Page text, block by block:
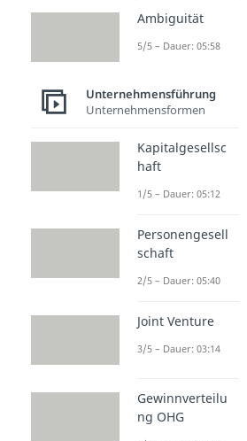
Ambiguität
5/5 – Dauer: 05:58
Unternehmensführung
Unternehmensformen
Kapitalgesellsc
haft
1/5 – Dauer: 05:12
Personengesell
schaft
2/5 – Dauer: 05:40
Joint Venture
3/5 – Dauer: 03:14
Gewinnverteilu
ng OHG